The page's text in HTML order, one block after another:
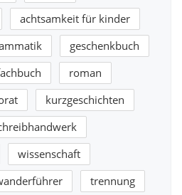
achtsamkeit für kinder
geschenkbuch
roman
kurzgeschichten
wissenschaft
trennung